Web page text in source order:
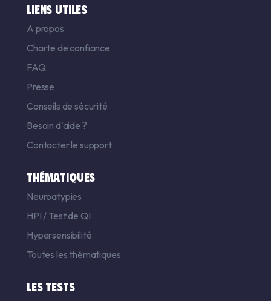
LIENS UTILES
A propos
Charte de confiance
FAQ
Presse
Conseils de sécurité
Besoin d'aide ?
Contacter le support
THÉMATIQUES
Neuroatypies
HPI / Test de QI
Hypersensibilité
Toutes les thématiques
LES TESTS